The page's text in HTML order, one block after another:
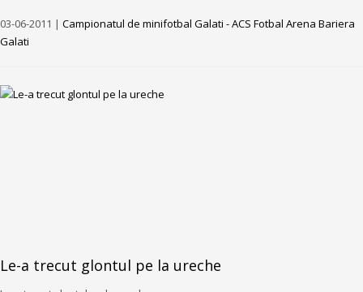
03-06-2011 | Campionatul de minifotbal Galati - ACS Fotbal Arena Bariera
Galati
Le-a trecut glontul pe la ureche